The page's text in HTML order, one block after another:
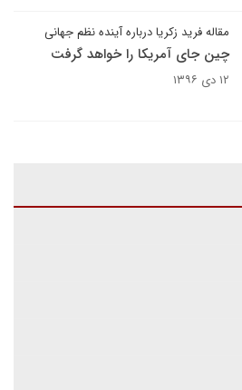
مقاله فرید زکریا درباره آینده نظم جهانی
چین جای آمریکا را خواهد گرفت
۱۲ دی ۱۳۹۶